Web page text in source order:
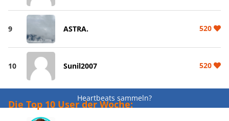
9 ASTRA. 520
10 Sunil2007 520
Heartbeats sammeln?
Die Top 10 User der Woche: